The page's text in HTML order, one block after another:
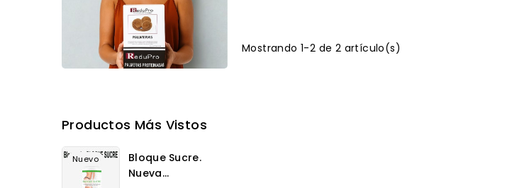
Productos Más Vistos
Nuevo
Bloque Sucre.
Nueva...
Mostrando 1-2 de 2 artículo(s)